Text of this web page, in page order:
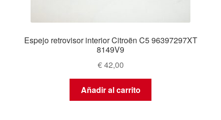
Espejo retrovisor interior Citroën C5 96397297XT
8149V9
€42,00
Añadir al carrito